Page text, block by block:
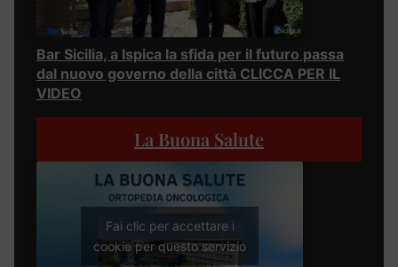
Bar Sicilia, a Ispica la sfida per il futuro passa
dal nuovo governo della città CLICCA PER IL
VIDEO
La Buona Salute
Fai clic per accettare i
cookie per questo servizio